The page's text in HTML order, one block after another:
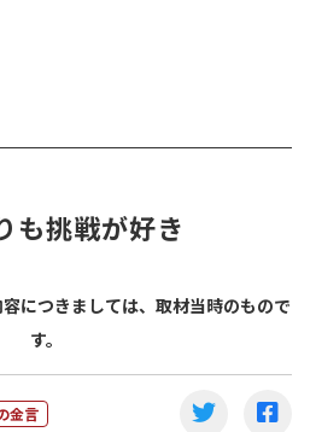
も挑戦が好き
につきましては、取材当時のもので
す。
金言